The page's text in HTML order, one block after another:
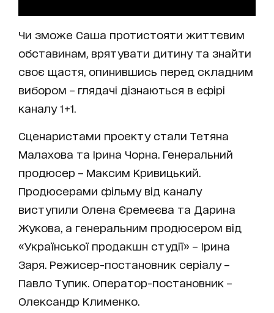
Чи зможе Саша протистояти життєвим
обставинам, врятувати дитину та знайти
своє щастя, опинившись перед складним
вибором – глядачі дізнаються в ефірі
каналу 1+1.
Сценаристами проекту стали Тетяна
Малахова та Ірина Чорна. Генеральний
продюсер – Максим Кривицький.
Продюсерами фільму від каналу
виступили Олена Єремеєва та Дарина
Жукова, а генеральним продюсером від
«Української продакшн студії» – Ірина
Заря. Режисер-постановник серіалу –
Павло Тупик. Оператор-постановник –
Олександр Клименко.